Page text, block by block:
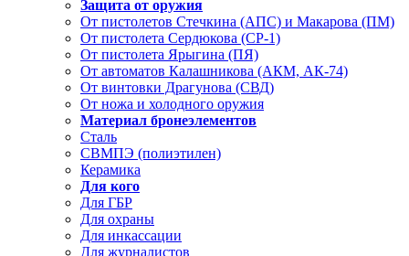
Защита от оружия
От пистолетов Стечкина (АПС) и Макарова (ПМ)
От пистолета Сердюкова (СР-1)
От пистолета Ярыгина (ПЯ)
От автоматов Калашникова (АКМ, АК-74)
От винтовки Драгунова (СВД)
От ножа и холодного оружия
Материал бронеэлементов
Сталь
СВМПЭ (полиэтилен)
Керамика
Для кого
Для ГБР
Для охраны
Для инкассации
Для журналистов